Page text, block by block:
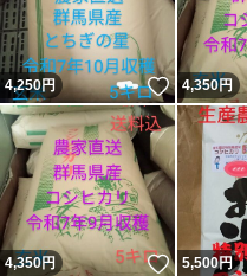
4,250円 いいね！
4,350円
4,350円 いいね！
5,500円